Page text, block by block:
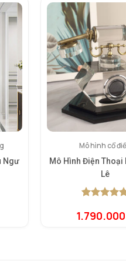
Ngư
Mô hình cổ
Mô Hình Điện Thoại
Lê
dựa trên
1.790.000